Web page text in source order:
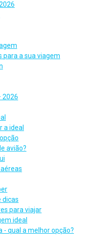
para a sua viagem
2026
a ideal
avião?
dicas
para viajar
ideal
- qual a melhor opção?